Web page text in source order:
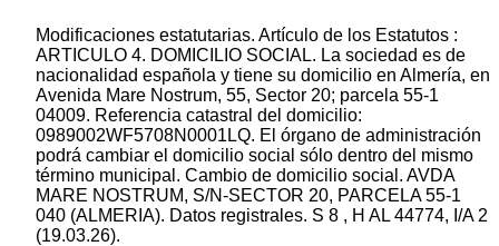
Modificaciones estatutarias. Artículo de los Estatutos :
ARTICULO 4. DOMICILIO SOCIAL. La sociedad es de
nacionalidad española y tiene su domicilio en Almería, en
Avenida Mare Nostrum, 55, Sector 20; parcela 55-1
04009. Referencia catastral del domicilio:
0989002WF5708N0001LQ. El órgano de administración
podrá cambiar el domicilio social sólo dentro del mismo
término municipal. Cambio de domicilio social. AVDA
MARE NOSTRUM, S/N-SECTOR 20, PARCELA 55-1
040 (ALMERIA). Datos registrales. S 8 , H AL 44774, I/A 2
(19.03.26).